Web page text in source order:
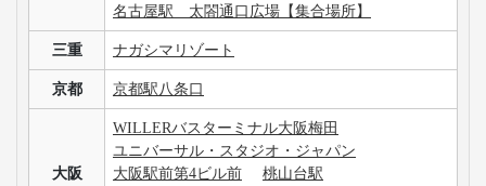
名古屋駅 太閤通口広場【集合場所】
三重 ナガシマリゾート
京都 京都駅八条口
大阪
WILLERバスターミナル大阪梅田
ユニバーサル・スタジオ・ジャパン
大阪駅前第4ビル前
桃山台駅